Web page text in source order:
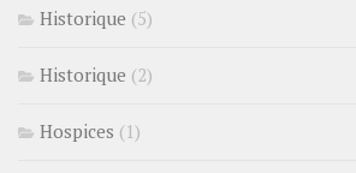
Historique (5)
Historique (2)
Hospices (1)